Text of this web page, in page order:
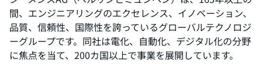
間、エンジニアリングのエクセレンス、イノベーション、
品質、信頼性、国際性を誇っているグローバルテクノロジ
ーグループです。同社は電化、自動化、デジタル化の分野
に焦点を当て、200カ国以上で事業を展開しています。